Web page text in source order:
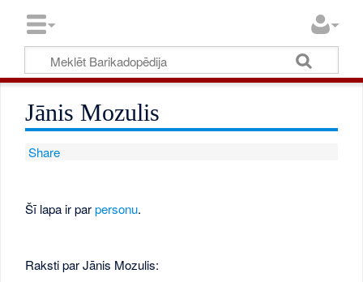
Jānis Mozulis
Share
Šī lapa ir parpersonu.
Raksti par Jānis Mozulis: